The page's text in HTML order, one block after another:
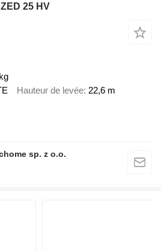
25 HV
Hauteur de levée 22,6 m
sp. z o.o.